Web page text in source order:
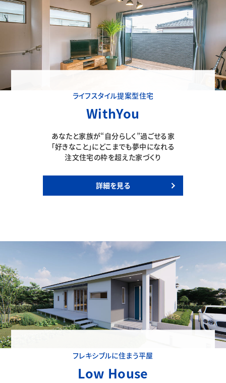
ライフスタイル提案型住宅
WithYou
あなたと家族が“自分らしく”過ごせる家
「好きなこと」にどこまでも夢中になれる
注文住宅の枠を超えた家づくり
詳細を見る
フレキシブルに住まう平屋
Low House